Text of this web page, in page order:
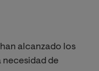
alcanzado los
necesidad de